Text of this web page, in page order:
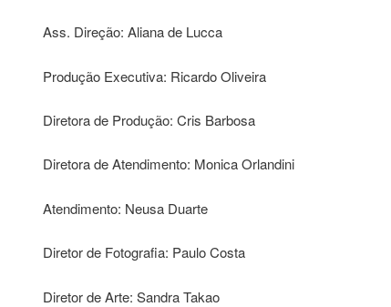
Ass. Direção: Aliana de Lucca
Produção Executiva: Ricardo Oliveira
Diretora de Produção: Cris Barbosa
Diretora de Atendimento: Monica Orlandini
Atendimento: Neusa Duarte
Diretor de Fotografia: Paulo Costa
Diretor de Arte: Sandra Takao